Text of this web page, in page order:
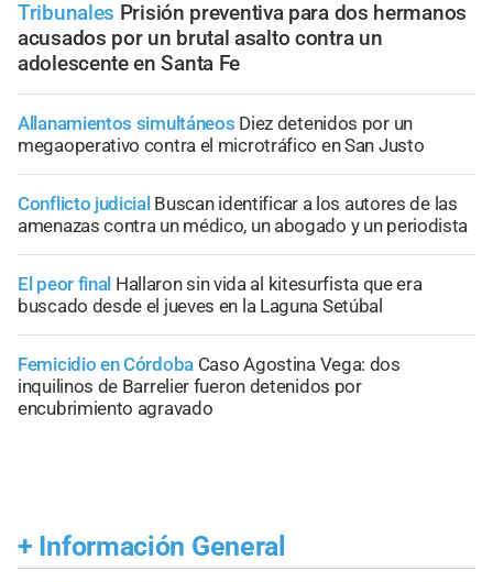
Tribunales Prisión preventiva para dos hermanos
acusados por un brutal asalto contra un
adolescente en Santa Fe
Allanamientos simultáneos Diez detenidos por un
megaoperativo contra el microtráfico en San Justo
Conflicto judicial Buscan identificar a los autores de las
amenazas contra un médico, un abogado y un periodista
El peor final Hallaron sin vida al kitesurfista que era
buscado desde el jueves en la Laguna Setúbal
Femicidio en Córdoba Caso Agostina Vega: dos
inquilinos de Barrelier fueron detenidos por
encubrimiento agravado
+ Información General